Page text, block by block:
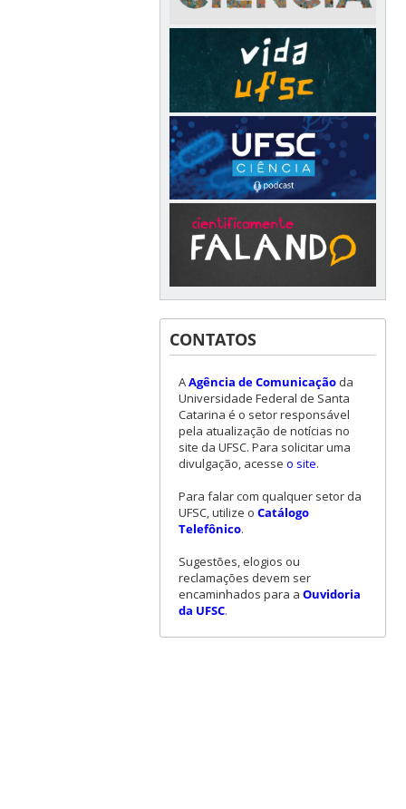
CONTATOS
AAgência de Comunicaçãoda
Universidade Federal de Santa
Catarina é o setor responsável
pela atualização de notícias no
site da UFSC. Para solicitar uma
divulgação, acesse o site.
Para falar com qualquer setor da
UFSC, utilize o Catálogo
Telefônico.
Sugestões, elogios ou
reclamações devem ser
encaminhados para a Ouvidoria
da UFSC.